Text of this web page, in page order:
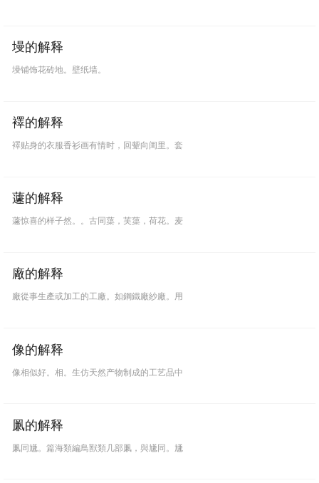
墁的解释
墁铺饰花砖地。壁纸墙。
襗的解释
襗贴身的衣服香衫画有情时，回颦向闺里。套
蘧的解释
蘧惊喜的样子然。。古同蕖，芙蕖，荷花。麦
廠的解释
廠從事生產或加工的工廠。如鋼鐵廠紗廠。用
像的解释
像相似好。相。生仿天然产物制成的工艺品中
凲的解释
凲同尲。篇海類編鳥獸類几部凲，與尲同。尲